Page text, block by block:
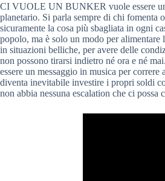
CI VUOLE UN BUNKER vuole essere
planetario. Si parla sempre di chi fomenta
sicuramente la cosa più sbagliata in ogni
popolo, ma è solo un modo per
in situazioni belliche, per avere delle
non possono tirarsi indietro né ora e né
essere un messaggio in musica per
diventa inevitabile investire i propri soldi
non abbia nessuna escalation che ci possa